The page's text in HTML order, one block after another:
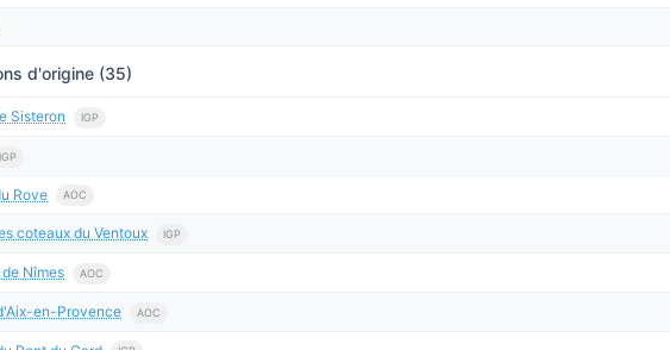
d'origine (35)
Sisteron IGP
IGP
Rove AOC
coteaux du Ventoux IGP
Nîmes AOC
en-Provence AOC